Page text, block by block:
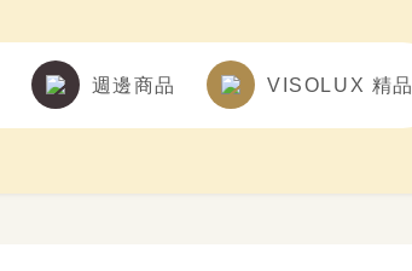
週邊商品 VISOLUX 精品